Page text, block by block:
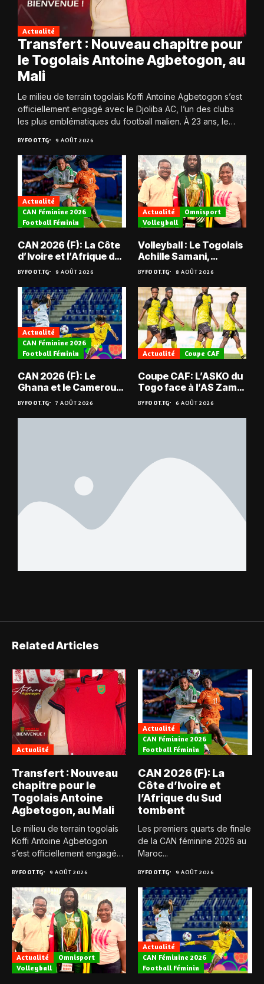
Actualité
Transfert : Nouveau chapitre pour
le Togolais Antoine Agbetogon, au
Mali
Le milieu de terrain togolais Koffi Antoine Agbetogon s’est
officiellement engagé avec le Djoliba AC, l’un des clubs
les plus emblématiques du football malien. À 23 ans, le
BYFOOT.TG 9 AOÛT 2026
Actualité
CAN Féminine 2026
Football Féminin
CAN 2026 (F): La Côte
d’Ivoire et l’Afrique du
Sud tombent
BYFOOT.TG 9 AOÛT 2026
Actualité
Omnisport
Volleyball
Volleyball : Le Togolais
Achille Samani,
champion du Bénin !
BYFOOT.TG 8 AOÛT 2026
Actualité
CAN Féminine 2026
Football Féminin
CAN 2026 (F): Le
Ghana et le Cameroun
en quarts
BYFOOT.TG 7 AOÛT 2026
Actualité Coupe CAF
Coupe CAF: L’ASKO du
Togo face à l’AS Zam
du Niger
BYFOOT.TG 6 AOÛT 2026
Related Articles
Actualité
Transfert : Nouveau
chapitre pour le
Togolais Antoine
Agbetogon, au Mali
Le milieu de terrain togolais
Koffi Antoine Agbetogon
s’est officiellement engagé
BYFOOT.TG 9 AOÛT 2026
Actualité
CAN Féminine 2026
Football Féminin
CAN 2026 (F): La
Côte d’Ivoire et
l’Afrique du Sud
tombent
Les premiers quarts de finale
de la CAN féminine 2026 au
Maroc...
BYFOOT.TG 9 AOÛT 2026
Actualité
Omnisport
Volleyball
Actualité
CAN Féminine 2026
Football Féminin